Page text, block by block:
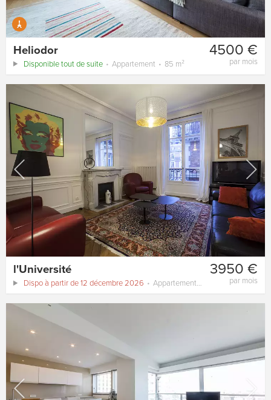
4500 €
par mois
Heliodor
Disponible tout de suite Appartement 85 m²
3950 €
par mois
l'Université
Dispo à partir de 12 décembre 2026 Appartement